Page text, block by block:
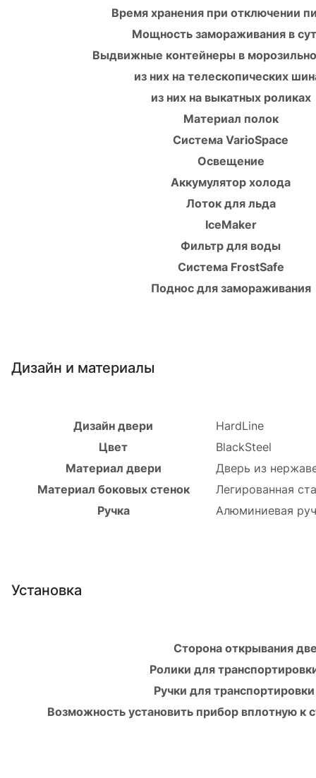
Время хранения при отключении
Мощность замораживания в
Выдвижные контейнеры в
из них на телескопических
из них на выкатных роликах
Материал полок
Система VarioSpace
Освещение
Аккумулятор холода
Лоток для льда
IceMaker
Фильтр для воды
Система FrostSafe
Поднос для замораживания
Дизайн и материалы
Дизайн двери
HardLine
Цвет
BlackSteel
Материал двери
Дверь из
Материал боковых стенок
Легированная
Ручка
Алюминиевая
Установка
Сторона открывания
Ролики для
Ручки для
Возможность установить прибор вплотную к